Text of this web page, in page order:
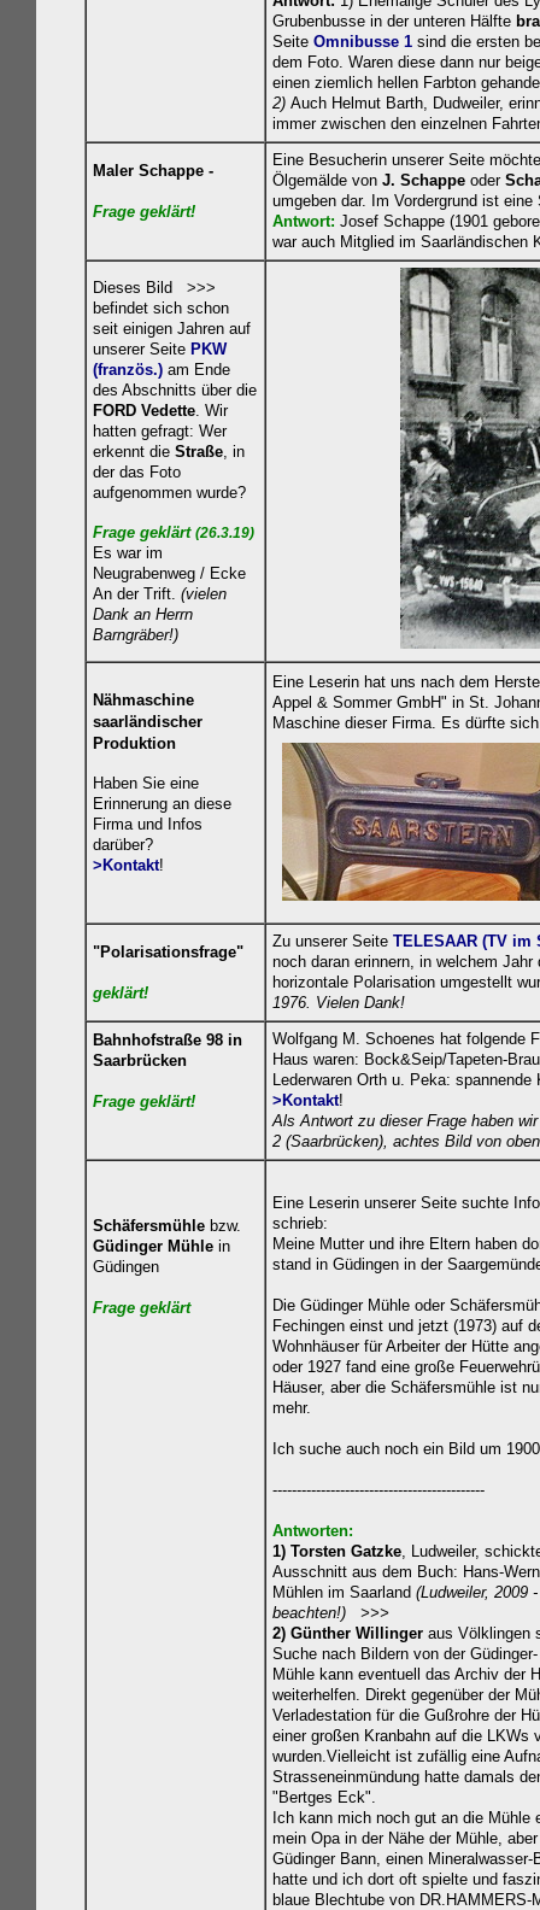
Grubenbusse in der unteren Hälfte
Seite Omnibusse 1 sind die ersten
dem Foto. Waren diese dann nur
einen ziemlich hellen Farbton
2) Auch Helmut Barth, Dudweiler,
immer zwischen den einzelnen
Maler Schappe -
Frage geklärt!
Eine Besucherin unserer Seite
Ölgemälde von J. Schappe oder
umgeben dar. Im Vordergrund ist
Antwort: Josef Schappe (1901
war auch Mitglied im Saarländischen
Dieses Bild >>>
befindet sich schon
seit einigen Jahren auf
unserer Seite PKW
(französ.) am Ende
des Abschnitts über die
FORD Vedette. Wir
hatten gefragt: Wer
erkennt die Straße, in
der das Foto
aufgenommen wurde?
Frage geklärt (26.3.19)
Es war im
Neugrabenweg / Ecke
An der Trift. (vielen
Dank an Herrn
Barngräber!)
Nähmaschine
saarländischer
Produktion
Haben Sie eine
Erinnerung an diese
Firma und Infos
darüber?
>Kontakt!
Eine Leserin hat uns nach dem
Appel & Sommer GmbH" in St.
Maschine dieser Firma. Es dürfte
"Polarisationsfrage"
geklärt!
Zu unserer Seite TELESAAR (TV im
noch daran erinnern, in welchem
horizontale Polarisation umgestellt
1976. Vielen Dank!
Bahnhofstraße 98 in
Saarbrücken
Frage geklärt!
Wolfgang M. Schoenes hat folgende
Haus waren: Bock&Seip/Tapeten-
Lederwaren Orth u. Peka:
>Kontakt!
Als Antwort zu dieser Frage haben
2 (Saarbrücken), achtes Bild von
Schäfersmühle bzw.
Güdinger Mühle in
Güdingen
Frage geklärt
Eine Leserin unserer Seite suchte
schrieb:
Meine Mutter und ihre Eltern haben
stand in Güdingen in der
Die Güdinger Mühle oder
Fechingen einst und jetzt (1973) auf
Wohnhäuser für Arbeiter der Hütte
oder 1927 fand eine große
Häuser, aber die Schäfersmühle ist
mehr.
Ich suche auch noch ein Bild um
--------------------------------------------
Antworten:
1) Torsten Gatzke, Ludweiler,
Ausschnitt aus dem Buch: Hans-
Mühlen im Saarland (Ludweiler, 2009
beachten!) >>>
2) Günther Willinger aus Völklingen
Suche nach Bildern von der
Mühle kann eventuell das Archiv der
weiterhelfen. Direkt gegenüber der
Verladestation für die Gußrohre der
einer großen Kranbahn auf die LKWs
wurden.Vielleicht ist zufällig eine
Strasseneinmündung hatte damals
"Bertges Eck".
Ich kann mich noch gut an die Mühle
mein Opa in der Nähe der Mühle,
Güdinger Bann, einen Mineralwasser-
hatte und ich dort oft spielte und
blaue Blechtube von DR.HAMMERS-